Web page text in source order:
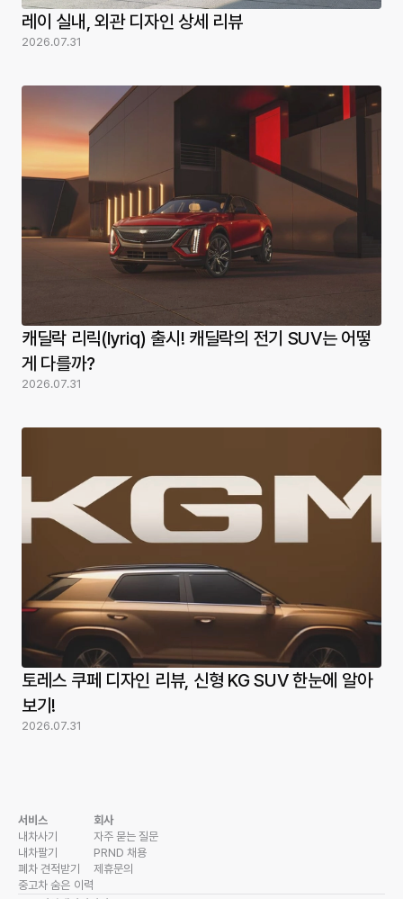
레이 실내, 외관 디자인 상세 리뷰
2026.07.31
캐딜락 리릭(lyriq) 출시! 캐딜락의 전기 SUV는 어떻
게 다를까?
2026.07.31
토레스 쿠페 디자인 리뷰, 신형 KG SUV 한눈에 알아
보기!
2026.07.31
서비스
내차사기
내차팔기
폐차 견적받기
중고차 숨은 이력
회사
자주 묻는 질문
PRND 채용
제휴문의